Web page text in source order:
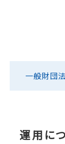
一般財団
運用に